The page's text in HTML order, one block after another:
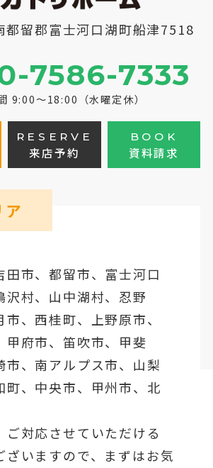
都留郡富士河口湖町船津7518
7586-7333
9:00～18:00（水曜定休）
RESERVE
来店予約
BOOK
資料請求
ア
田市、都留市、 富士河口
沢村、山中湖村、忍野
市、西桂町、上野原市、
甲府市、笛吹市、甲斐
市、南アルプス市、山梨
町、中央市、甲州市、北
ご対応させていただける
ざいますので、まずはお気